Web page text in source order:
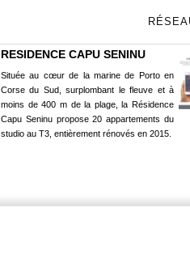
RESIDENCE CAPU SENINU
Située au cœur de la marine de Porto en
Corse du Sud, surplombant le fleuve et à
moins de 400 m de la plage, la Résidence
Capu Seninu propose 20 appartements du
studio au T3, entièrement rénovés en 2015.